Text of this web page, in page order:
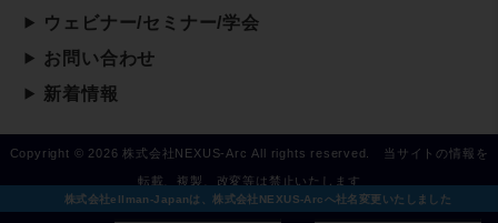
ウェビナー/セミナー/学会
お問い合わせ
新着情報
Copyright © 2026 株式会社NEXUS-Arc All rights reserved. 当サイトの情報を
転載、複製、改変等は禁止いたします
株式会社ellman-Japanは、株式会社NEXUS-Arcへ社名変更いたしました